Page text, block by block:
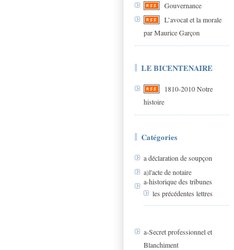
Gouvernance
L’avocat et la morale
par Maurice Garçon
LE BICENTENAIRE
1810-2010 Notre
histoire
Catégories
a déclaration de soupçon
a)l'acte de notaire
a-historique des tribunes
les précédentes lettres
a-Secret professionnel et
Blanchiment